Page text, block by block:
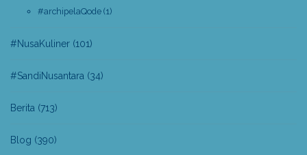
#archipelaQode (1)
#NusaKuliner (101)
#SandiNusantara (34)
Berita (713)
Blog (390)